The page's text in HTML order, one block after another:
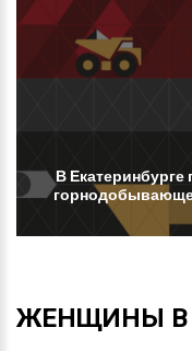
В Екатеринбурге
ЖЕНЩИНЫ В